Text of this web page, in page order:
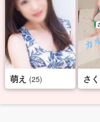
萌え (25) さ